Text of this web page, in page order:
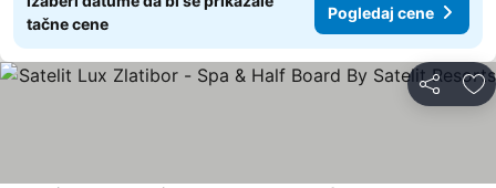
tačne cene
Pogledaj cene
Deli